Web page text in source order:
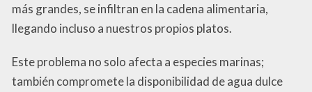
más grandes, se infiltran en la cadena alimentaria,
llegando incluso a nuestros propios platos.
Este problema no solo afecta a especies marinas;
también compromete la disponibilidad de agua dulce